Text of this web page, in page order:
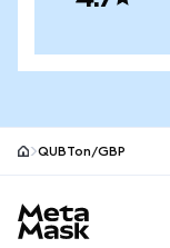
QUBTon/GBP